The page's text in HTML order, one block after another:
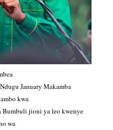
January Makamba
kwa
Bumbuli jioni ya leo kwenye
wa